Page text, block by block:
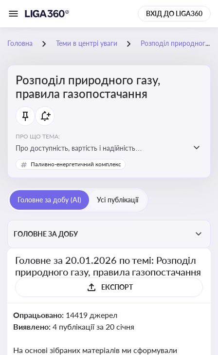
ВХІД ДО LIGA360
Головна Теми в центрі уваги Розподіл природного газу, правила газопостачання
Розподіл природного газу,
правила газопостачання
ПРО ЩО ТЕМА:
Про доступність, вартість і надійність
енергопостачання для бізнесу та вплив на економічну
стабільність
Паливно-енергетичний комплекс
Головне за добу (AI) Усі публікації
ГОЛОВНЕ ЗА ДОБУ
Головне за 20.01.2026 по темі: Розподіл
природного газу, правила газопостачання
ЕКСПОРТ
Опрацьовано: 14419 джерел
Виявлено: 4 публікації за 20 січня
На основі зібраних матеріалів ми сформували